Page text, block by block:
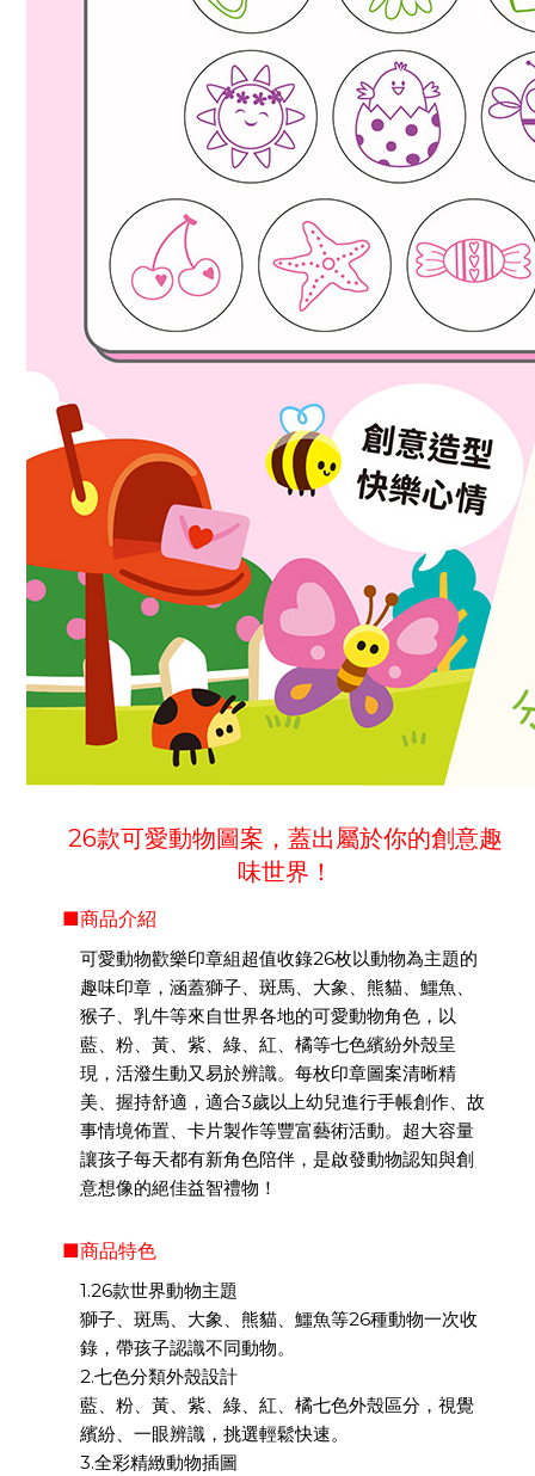
26款可愛動物圖案，蓋出屬於你的創意趣
味世界！
■商品介紹
可愛動物歡樂印章組超值收錄26枚以動物為主題的
趣味印章，涵蓋獅子、斑馬、大象、熊貓、鱷魚、
猴子、乳牛等來自世界各地的可愛動物角色，以
藍、粉、黃、紫、綠、紅、橘等七色繽紛外殼呈
現，活潑生動又易於辨識。每枚印章圖案清晰精
美、握持舒適，適合3歲以上幼兒進行手帳創作、故
事情境佈置、卡片製作等豐富藝術活動。超大容量
讓孩子每天都有新角色陪伴，是啟發動物認知與創
意想像的絕佳益智禮物！
■商品特色
1.26款世界動物主題
獅子、斑馬、大象、熊貓、鱷魚等26種動物一次收
錄，帶孩子認識不同動物。
2.七色分類外殼設計
藍、粉、黃、紫、綠、紅、橘七色外殼區分，視覺
繽紛、一眼辨識，挑選輕鬆快速。
3.全彩精緻動物插圖